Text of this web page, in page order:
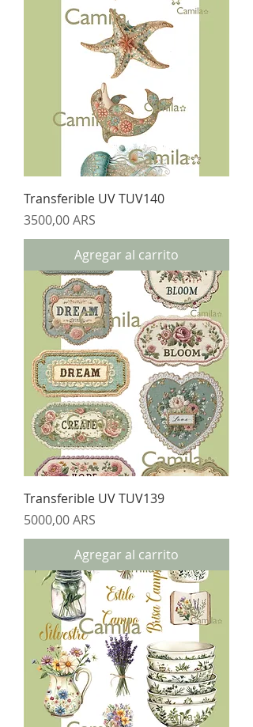
Transferible UV TUV140
Precio
3500,00 ARS
Agregar al carrito
Transferible UV TUV139
Precio
5000,00 ARS
Agregar al carrito